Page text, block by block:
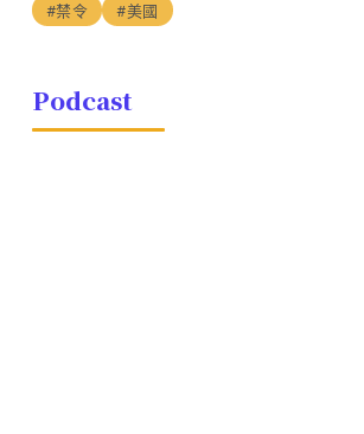
#禁令
#美國
Podcast